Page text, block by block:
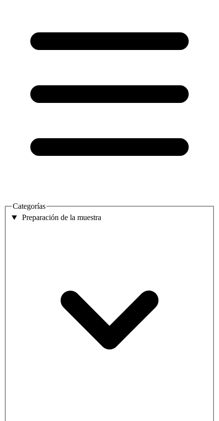
Categorías
Preparación de la muestra